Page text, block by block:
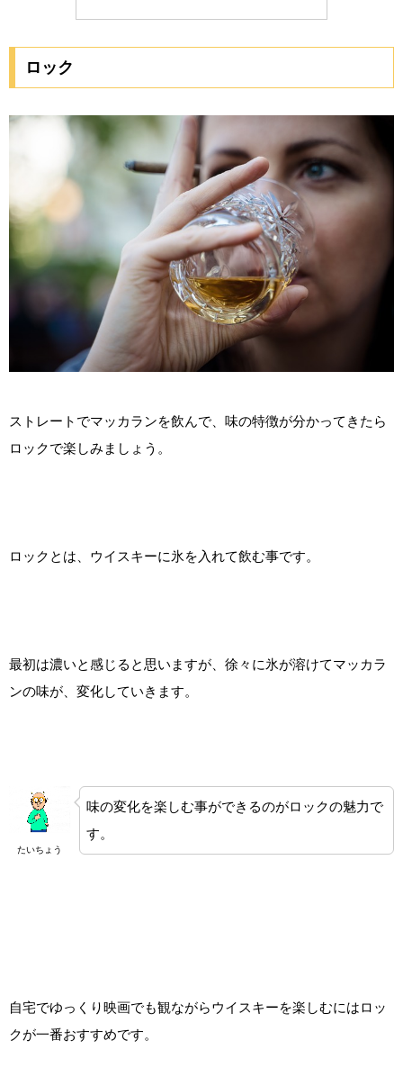
ロック
ストレートでマッカランを飲んで、味の特徴が分かってきたら
ロックで楽しみましょう。
ロックとは、ウイスキーに氷を入れて飲む事です。
最初は濃いと感じると思いますが、徐々に氷が溶けてマッカラ
ンの味が、変化していきます。
たいちょう
味の変化を楽しむ事ができるのがロックの魅力で
す。
自宅でゆっくり映画でも観ながらウイスキーを楽しむにはロッ
クが一番おすすめです。